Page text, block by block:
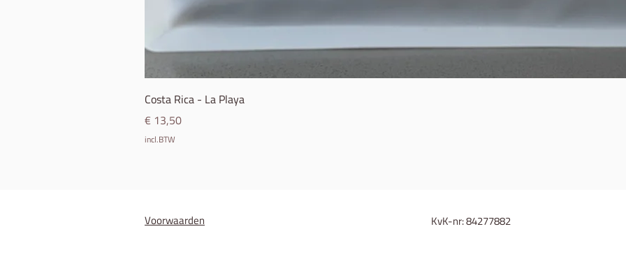
Costa Rica - La Playa
Prijs
€ 13,50
incl.BTW
Voorwaarden KvK-nr: 84277882